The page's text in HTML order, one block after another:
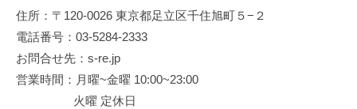
住所：〒120-0026 東京都足立区千住旭町５−２
電話番号：03-5284-2333
お問合せ先：s-re.jp
営業時間：月曜~金曜 10:00~23:00
火曜 定休日